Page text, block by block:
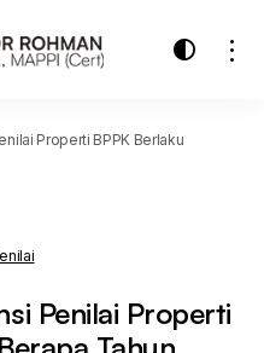
Properti BPPK Berlaku
Penilai Properti